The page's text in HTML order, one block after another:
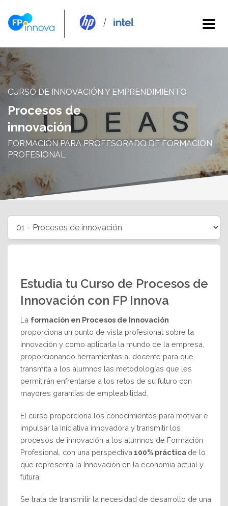
CURSO DE INNOVACIÓN Y EMPRENDIMIENTO
Procesos de
innovación
FORMACIÓN PARA PROFESORADO DE FORMACIÓN
PROFESIONAL
Estudia tu Curso de Procesos de
Innovación con FP Innova
La formación en Procesos de Innovación
proporciona un punto de vista profesional sobre la
innovación y como aplicarla la mundo de la empresa,
proporcionando herramientas al docente para que
transmita a los alumnos las metodologías que les
permitirán enfrentarse a los retos de su futuro con
mayores garantías de empleabilidad.
El curso proporciona los conocimientos para motivar e
impulsar la iniciativa innovadora y transmitir los
procesos de innovación a los alumnos de Formación
Profesional, con una perspectiva 100% práctica de lo
que representa la Innovación en la economía actual y
futura.
Se trata de transmitir la necesidad de desarrollo de una